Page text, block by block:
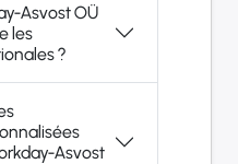
Asvost OÜ
les
?
Asvost